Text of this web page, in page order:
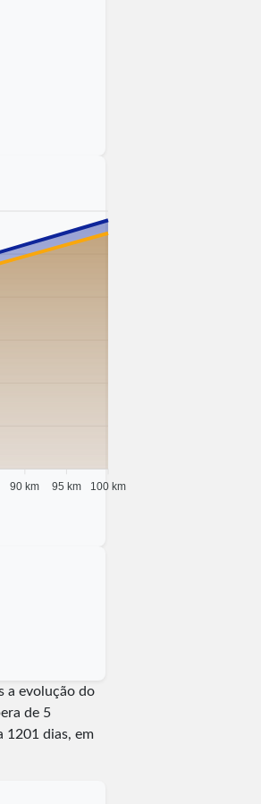
90 km 95 km 100 km
a evolução do
de 5
1201 dias, em